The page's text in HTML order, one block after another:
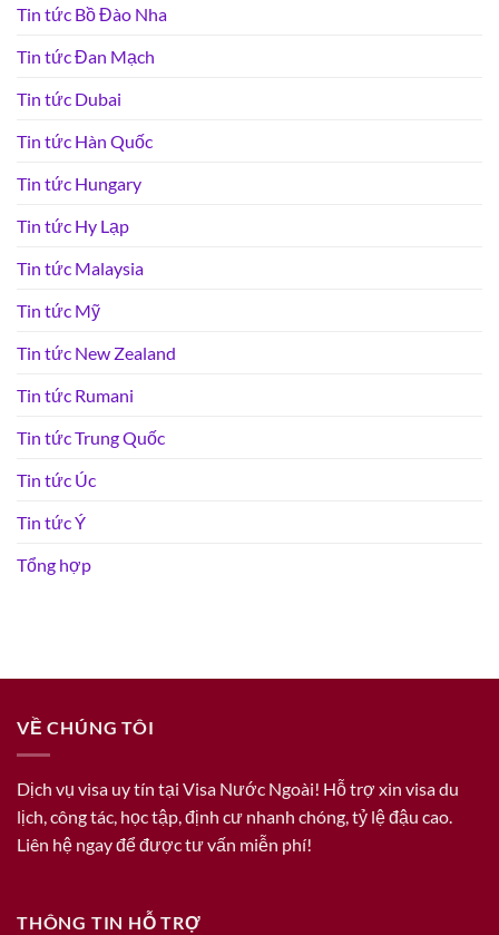
Tin tức Bồ Đào Nha
Tin tức Đan Mạch
Tin tức Dubai
Tin tức Hàn Quốc
Tin tức Hungary
Tin tức Hy Lạp
Tin tức Malaysia
Tin tức Mỹ
Tin tức New Zealand
Tin tức Rumani
Tin tức Trung Quốc
Tin tức Úc
Tin tức Ý
Tổng hợp
VỀ CHÚNG TÔI
Dịch vụ visa uy tín tại Visa Nước Ngoài! Hỗ trợ xin visa du
lịch, công tác, học tập, định cư nhanh chóng, tỷ lệ đậu cao.
Liên hệ ngay để được tư vấn miễn phí!
THÔNG TIN HỖ TRỢ